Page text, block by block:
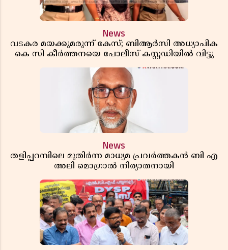
News
വടകര മയക്കുമരുന്ന് കേസ്; ബിആർസി അധ്യാപിക
കെ സി കീർത്തനയെ പോലീസ് കസ്റ്റഡിയിൽ വിട്ടു
News
തളിപ്പറമ്പിലെ മുതിർന്ന മാധ്യമ പ്രവർത്തകൻ ബി എ
അലി മൊഗ്രാൽ നിര്യാതനായി